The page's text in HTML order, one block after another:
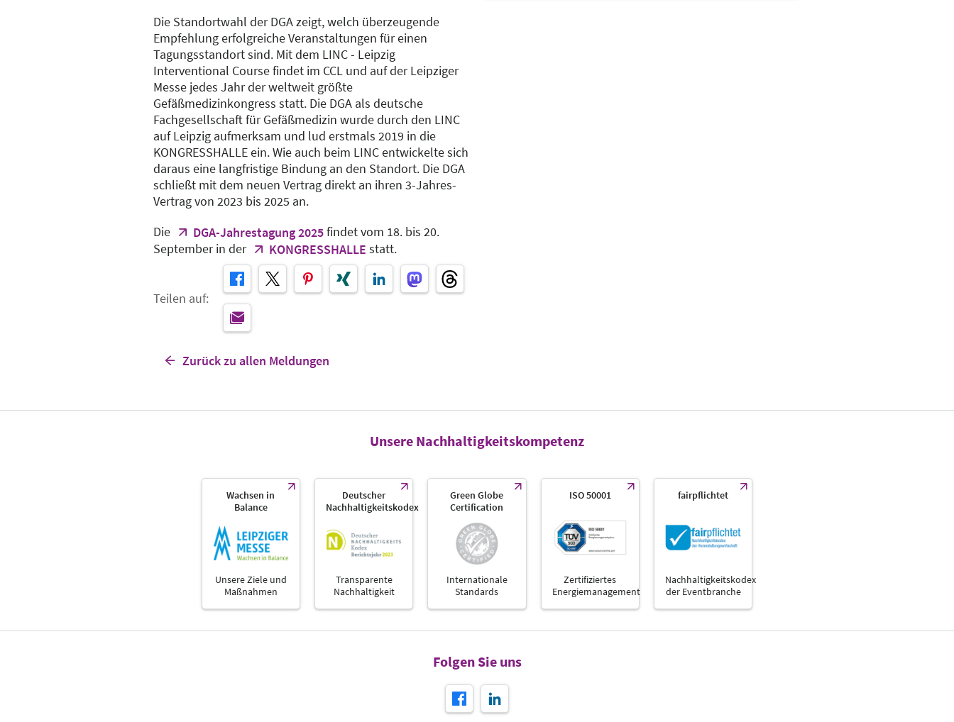
Die Standortwahl der DGA zeigt, welch überzeugende
Empfehlung erfolgreiche Veranstaltungen für einen
Tagungsstandort sind. Mit dem LINC - Leipzig
Interventional Course findet im CCL und auf der Leipziger
Messe jedes Jahr der weltweit größte
Gefäßmedizinkongress statt. Die DGA als deutsche
Fachgesellschaft für Gefäßmedizin wurde durch den LINC
auf Leipzig aufmerksam und lud erstmals 2019 in die
KONGRESSHALLE ein. Wie auch beim LINC entwickelte sich
daraus eine langfristige Bindung an den Standort. Die DGA
schließt mit dem neuen Vertrag direkt an ihren 3-Jahres-
Vertrag von 2023 bis 2025 an.
Die
DGA-Jahrestagung 2025findet vom 18. bis 20.
September in der
KONGRESSHALLE statt.
Teilen auf:
Zurück zu allen Meldungen
Unsere Nachhaltigkeitskompetenz
Wachsen in
Balance
Unsere Ziele und
Maßnahmen
Deutscher
Nachhaltigkeitskodex
Transparente
Nachhaltigkeit
Green Globe
Certification
Internationale
Standards
ISO 50001
Zertifiziertes
Energiemanagement
fairpflichtet
Nachhaltigkeitskodex
der Eventbranche
Folgen Sie uns